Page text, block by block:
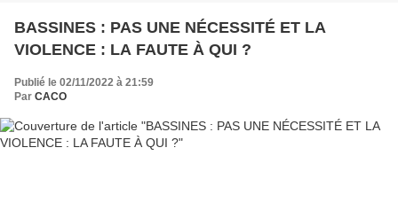
BASSINES : PAS UNE NÉCESSITÉ ET LA
VIOLENCE : LA FAUTE À QUI ?
Publié le 02/11/2022 à 21:59
Par CACO